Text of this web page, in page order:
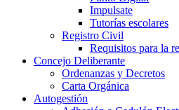
Impulsate
Tutorías escolares
Registro Civil
Requisitos para la
Concejo Deliberante
Ordenanzas y Decretos
Carta Orgánica
Autogestión